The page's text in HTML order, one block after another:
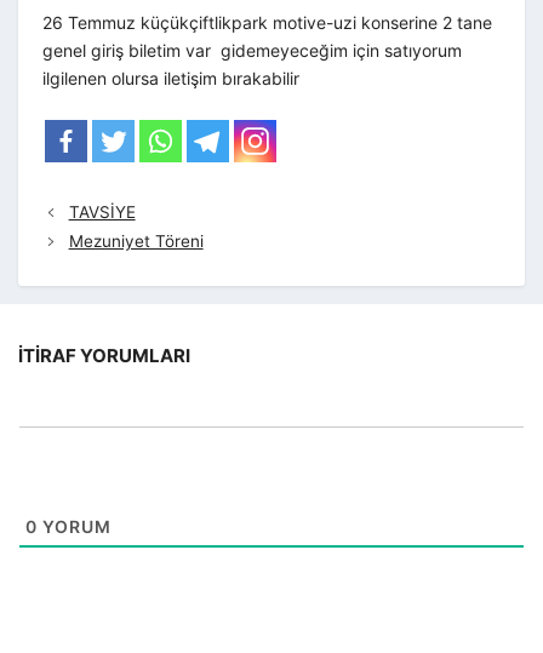
26 Temmuz küçükçiftlikpark motive-uzi konserine 2 tane
genel giriş biletim var gidemeyeceğim için satıyorum
ilgilenen olursa iletişim bırakabilir
TAVSİYE
Mezuniyet Töreni
İTIRAF YORUMLARI
0 YORUM